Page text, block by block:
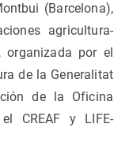
(Barcelona),
agricultura-
organizada por el
de la Generalitat
de la Oficina
CREAF y LIFE-